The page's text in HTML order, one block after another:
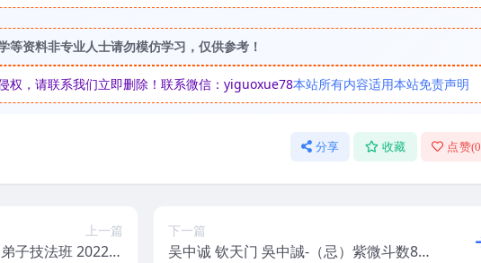
等资料非专业人士请勿模仿学习，仅供参考！
权，请联系我们立即删除！联系微信：yiguoxue78本站所有内容适用本站免责声明
分享 收藏 点赞(0
上一篇
法班 2022年
下一篇
吴中诚 钦天门 吳中誠-（忌）紫微斗数88